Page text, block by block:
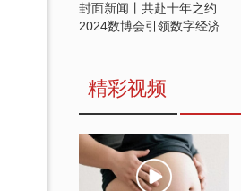
封面新闻丨共赴十年之约
2024数博会引领数字经济
精彩视频